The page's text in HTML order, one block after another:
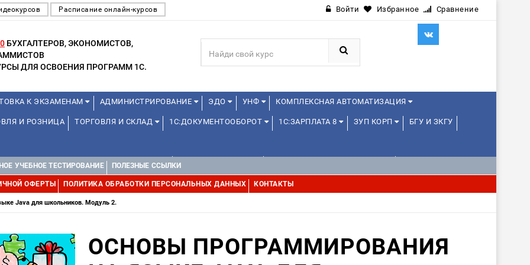
Расписание онлайн-курсов Войти Избранное Сравнение
БУХГАЛТЕРОВ, ЭКОНОМИСТОВ,
ДЛЯ ОСВОЕНИЯ ПРОГРАММ 1С.
К ЭКЗАМЕНАМ АДМИНИСТРИРОВАНИЕ ЭДО УНФ КОМПЛЕКСНАЯ АВТОМАТИЗАЦИЯ
И РОЗНИЦА ТОРГОВЛЯ И СКЛАД 1С:ДОКУМЕНТООБОРОТ 1С:ЗАРПЛАТА 8 ЗУП КОРП БГУ И ЗКГУ
ПРЕПОДАВАТЕЛЕЙ ШКОЛЬНЫХ КУРСОВ ДЛЯ ШКОЛЬНИКОВ
1С:МЕДИЦИНА WEB, JAVA И ANDROID
УЧЕБНОЕ ТЕСТИРОВАНИЕ ПОЛЕЗНЫЕ ССЫЛКИ
ОФЕРТЫ ПОЛИТИКА ОБРАБОТКИ ПЕРСОНАЛЬНЫХ ДАННЫХ КОНТАКТЫ
Java для школьников. Модуль 2.
ОСНОВЫ ПРОГРАММИРОВАНИЯ